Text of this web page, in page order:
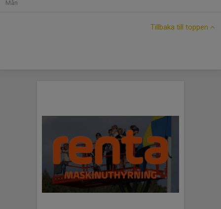
Mån
Tillbaka till toppen